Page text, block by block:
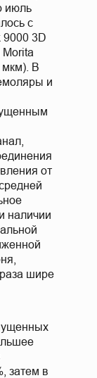
июль
с
9000 3D
мкм). В
и
от
наличии
шире
затем в